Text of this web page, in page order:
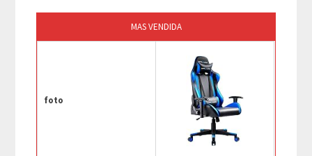
MAS VENDIDA
foto